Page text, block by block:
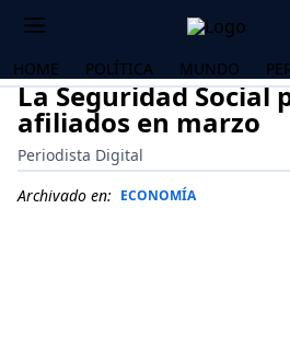
HOME POLÍTICA MUNDO
La Seguridad Social
afiliados en marzo
Periodista Digital
Archivado en: ECONOMÍA